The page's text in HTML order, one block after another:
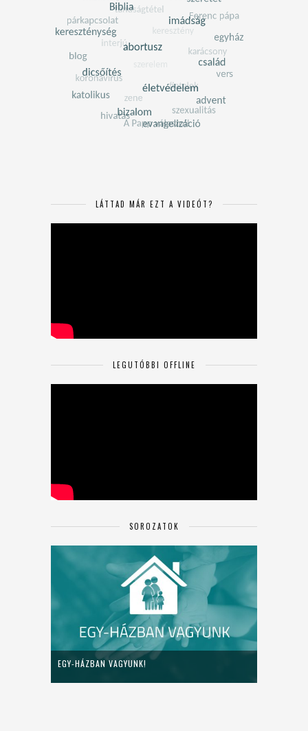
LÁTTAD MÁR EZT A VIDEÓT?
LEGUTÓBBI OFFLINE
SOROZATOK
EGY-HÁZBAN VAGYUNK!